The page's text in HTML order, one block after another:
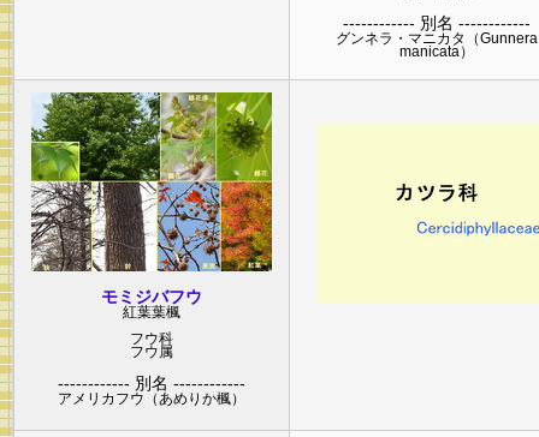
------------ 別名 ------------
グンネラ・マニカタ（Gunnera
manicata）
モミジバフウ
紅葉葉楓
フウ科
フウ 属
------------ 別名 ------------
アメリカフウ（あめりか楓）